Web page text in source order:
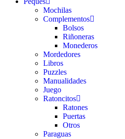
Mochilas
Complementos
Bolsos
Riñoneras
Monederos
Mordedores
Libros
Puzzles
Manualidades
Juego
Ratoncitos
Ratones
Puertas
Otros
Paraguas